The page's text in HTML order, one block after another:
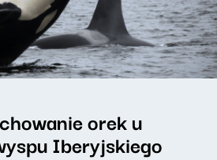
orek u
Iberyjskiego